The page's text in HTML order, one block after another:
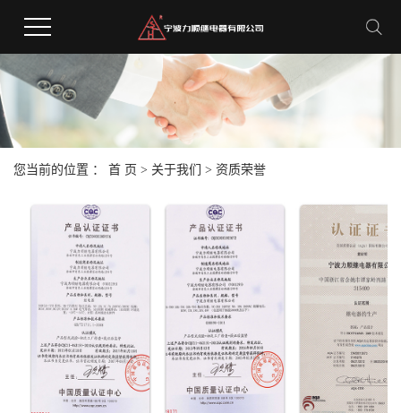
您当前的位置 ： 首 页 > 关于我们 > 资质荣誉